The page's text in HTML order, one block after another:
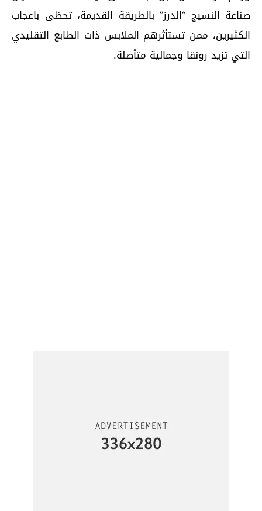
صناعة النسيج “الدرز” بالطريقة القديمة، تحظى باعجاب
الكثيرين، ممن تستأثرهم الملابس ذات الطابع التقليدي
التي تزيد رونقا وجمالية متأصلة.